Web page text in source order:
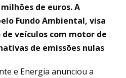
de euros. A
Fundo Ambiental, visa
veículos com motor de
de emissões nulas
e Energia anunciou a